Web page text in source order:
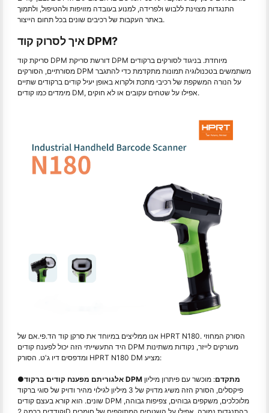
התנגדות מצוינת ללבוש ולפרידה, למנוע בעובדה מזויפות ולהטיפול, ולתמוך
באתר העקבות של רכיבים שונים בכל תחום הייצור.
איך לסרוק קוד DPM?
סריקת קוד DPM דורשת סריקת DPM מיוחדת. בניגוד לסורקים ברקודים
מסורתיים, הסורקים DPM משתמשים בטכנולוגיה תמונות מתקדמת כדי להתגבר
על הנורה המשקפת של רכיבי מתכת ולקרוא באופן יעיל קודים ברקודים שתיים
מימדים כמו קודים DM, אפילו על שטחים עקובים או לא חוקים.
אנו ממליצים במיוחד את סרקן קוד הד.פי.אם של HPRT N180. הסורק המחוזי
היד התעשייתי הזה יכול לפענח קודים DPM מעורקים לייזר, נקודות משתינות
ומדפסים דיו ג'ט. הסורק HPRT N180 DM מציע:
● אלגוריתם מפענח קודים ברקוד DPM מתקדם: מוכשר עם פיתרון מיליון
פיקסלים, הסורק הזה משיג מדויק של 3 מיליון לגילוי מהיר ודויק של סוגי ברקוד
שונים. הוא קורא בעצם קודים DPM מלוכלכים, משקפים גבוהים, צפיפות גבוהה,